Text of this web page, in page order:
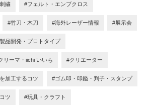
繍 #フェルト・エンブクロス
#竹刀・木刀 #海外レーザー情報 #展示会
品開発・プロトタイプ
リーマ・iichi いいち #クリエーター
加工するコツ #ゴム印・印鑑・判子・スタンプ
ツ #玩具・クラフト